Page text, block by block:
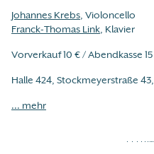
Johannes Krebs, Violoncello
Franck-Thomas Link, Klavier
Vorverkauf 10 € / Abendkasse
Halle 424, Stockmeyerstraße
... mehr